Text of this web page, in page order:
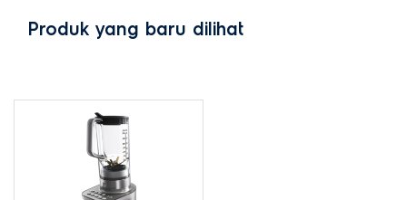
Produk yang baru dilihat